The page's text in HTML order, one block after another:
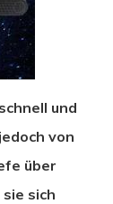
und
von
über
sich